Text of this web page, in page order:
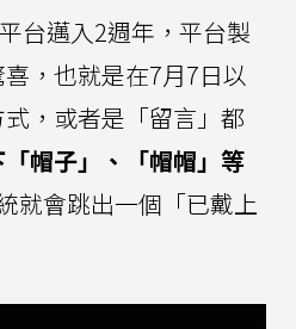
台邁入2週年，平台製
，也就是在7月7日以
，或者是「留言」都
帽子」、「帽帽」等
就會跳出一個「已戴上